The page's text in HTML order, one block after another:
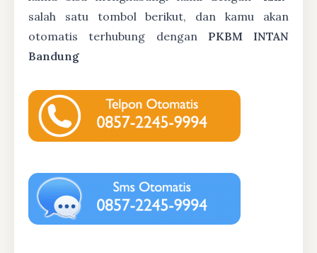
salah satu tombol berikut, dan kamu akan
otomatis terhubung dengan PKBM INTAN
Bandung